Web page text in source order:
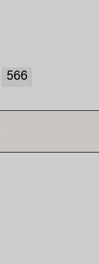
566